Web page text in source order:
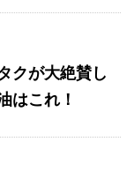
クが大絶賛し
はこれ！